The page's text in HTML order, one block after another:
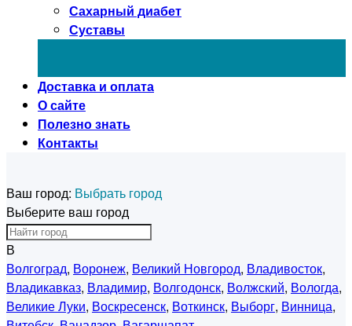
Сахарный диабет
Суставы
Доставка и оплата
О сайте
Полезно знать
Контакты
Ваш город: Выбрать город
Выберите ваш город
В
Волгоград, Воронеж, Великий Новгород, Владивосток,
Владикавказ, Владимир, Волгодонск, Волжский, Вологда,
Великие Луки, Воскресенск, Воткинск, Выборг, Винница,